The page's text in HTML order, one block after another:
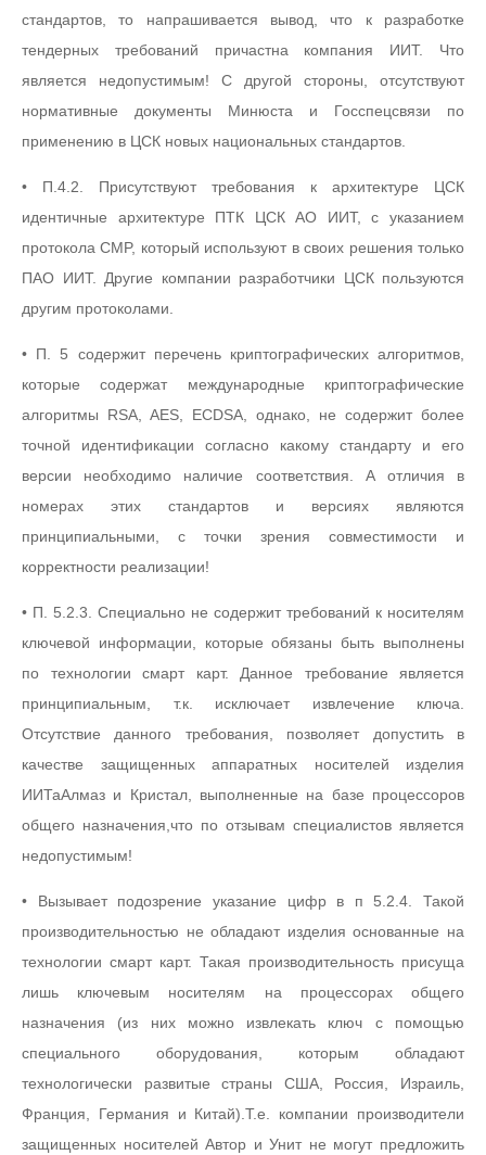
стандартов, то напрашивается вывод, что к разработке
тендерных требований причастна компания ИИТ. Что
является недопустимым! С другой стороны, отсутствуют
нормативные документы Минюста и Госспецсвязи по
применению в ЦСК новых национальных стандартов.
• П.4.2. Присутствуют требования к архитектуре ЦСК
идентичные архитектуре ПТК ЦСК АО ИИТ, с указанием
протокола CMP, который используют в своих решения только
ПАО ИИТ. Другие компании разработчики ЦСК пользуются
другим протоколами.
• П. 5 содержит перечень криптографических алгоритмов,
которые содержат международные криптографические
алгоритмы RSA, AES, ECDSA, однако, не содержит более
точной идентификации согласно какому стандарту и его
версии необходимо наличие соответствия. А отличия в
номерах этих стандартов и версиях являются
принципиальными, с точки зрения совместимости и
корректности реализации!
• П. 5.2.3. Специально не содержит требований к носителям
ключевой информации, которые обязаны быть выполнены
по технологии смарт карт. Данное требование является
принципиальным, т.к. исключает извлечение ключа.
Отсутствие данного требования, позволяет допустить в
качестве защищенных аппаратных носителей изделия
ИИТаАлмаз и Кристал, выполненные на базе процессоров
общего назначения,что по отзывам специалистов является
недопустимым!
• Вызывает подозрение указание цифр в п 5.2.4. Такой
производительностью не обладают изделия основанные на
технологии смарт карт. Такая производительность присуща
лишь ключевым носителям на процессорах общего
назначения (из них можно извлекать ключ с помощью
специального оборудования, которым обладают
технологически развитые страны США, Россия, Израиль,
Франция, Германия и Китай).Т.е. компании производители
защищенных носителей Автор и Унит не могут предложить